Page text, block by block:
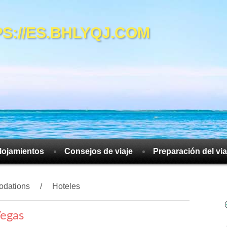
ES.BHLYQJ.COM
Consejos de viaje Preparación del
Hoteles